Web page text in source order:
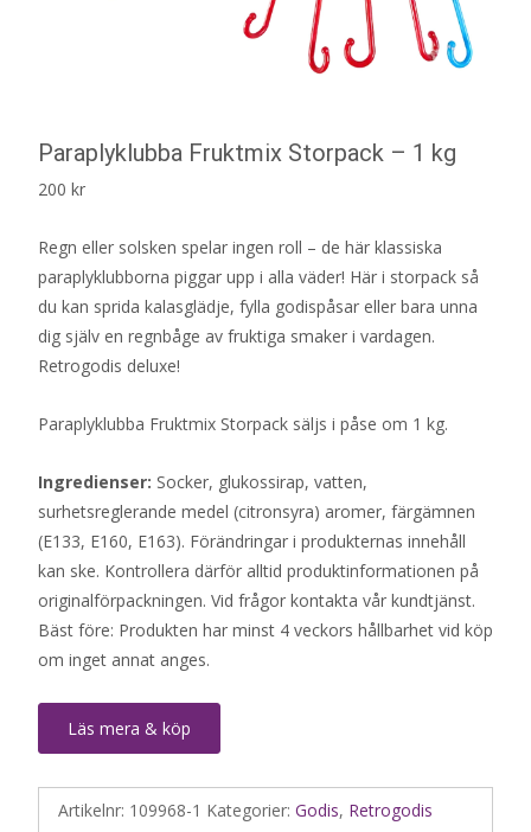
Paraplyklubba Fruktmix Storpack – 1 kg
200 kr
Regn eller solsken spelar ingen roll – de här klassiska
paraplyklubborna piggar upp i alla väder! Här i storpack så
du kan sprida kalasglädje, fylla godispåsar eller bara unna
dig själv en regnbåge av fruktiga smaker i vardagen.
Retrogodis deluxe!
Paraplyklubba Fruktmix Storpack säljs i påse om 1 kg.
Ingredienser: Socker, glukossirap, vatten,
surhetsreglerande medel (citronsyra) aromer, färgämnen
(E133, E160, E163). Förändringar i produkternas innehåll
kan ske. Kontrollera därför alltid produktinformationen på
originalförpackningen. Vid frågor kontakta vår kundtjänst.
Bäst före: Produkten har minst 4 veckors hållbarhet vid köp
om inget annat anges.
Läs mera & köp
Artikelnr: 109968-1 Kategorier: Godis, Retrogodis